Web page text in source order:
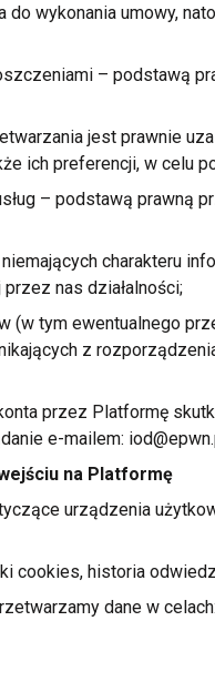
wykonania umowy,
– podstawą
jest prawnie
ich preferencji, w celu
– podstawą prawną
charakteru
przez nas działalności;
tym ewentualnego
z
przez Platformę
e-mailem:
na Platformę
urządzenia
cookies, historia
dane w celach: